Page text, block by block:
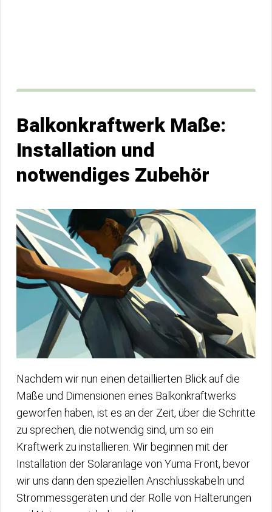
Balkonkraftwerk Maße:
Installation und
notwendiges Zubehör
Nachdem wir nun einen detaillierten Blick auf die
Maße und Dimensionen eines Balkonkraftwerks
geworfen haben, ist es an der Zeit, über die Schritte
zu sprechen, die notwendig sind, um so ein
Kraftwerk zu installieren. Wir beginnen mit der
Installation der Solaranlage von Yuma Front, bevor
wir uns dann den speziellen Anschlusskabeln und
Strommessgeräten und der Rolle von Halterungen